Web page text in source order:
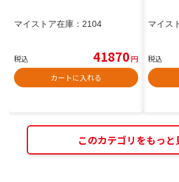
マイストア在庫： 2104
税込 41870円
カートに入れる
マイス
税込
このカテゴリをもっと